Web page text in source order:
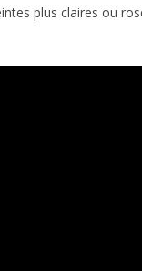
plus claires ou